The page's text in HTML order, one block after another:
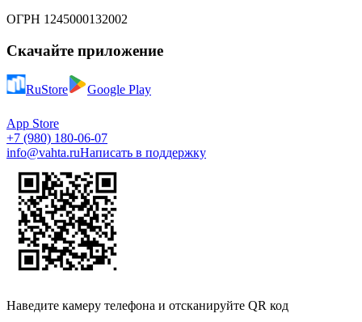
ОГРН 1245000132002
Скачайте приложение
RuStore Google Play
App Store
+7 (980) 180-06-07
info@vahta.ruНаписать в поддержку
Наведите камеру телефона и отсканируйте QR код